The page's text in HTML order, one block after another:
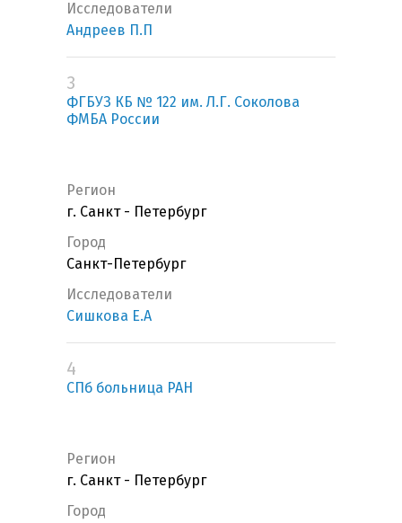
Исследователи
Андреев П.П
3
ФГБУЗ КБ № 122 им. Л.Г. Соколова
ФМБА России
Регион
г. Санкт - Петербург
Город
Санкт-Петербург
Исследователи
Сишкова Е.А
4
СПб больница РАН
Регион
г. Санкт - Петербург
Город